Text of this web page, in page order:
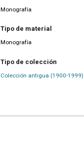
Monografía
Tipo de material
Monografía
Tipo de colección
Colección antigua (1900-1999)